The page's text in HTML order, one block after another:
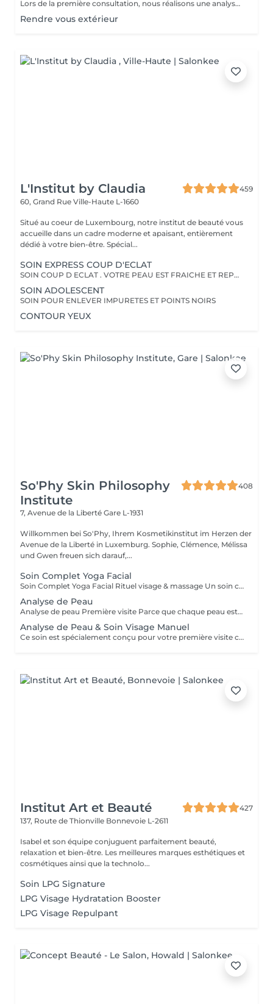
Lors de la première consultation, nous réalisons une analyse personnalisée de votre peau et de votre routine cosmétique. Nous définissons ensuite un plan de traitement sur mesure, adapté à vos besoins et à vos objectifs.
Rendre vous extérieur
L'Institut by Claudia
459
60, Grand Rue Ville-Haute L-1660
Situé au coeur de Luxembourg, notre institut de beauté vous
accueille dans un cadre moderne et apaisant, entièrement
dédié à votre bien-être. Spécial...
SOIN EXPRESS COUP D'ECLAT
SOIN COUP D ECLAT . VOTRE PEAU EST FRAICHE ET REPOSEE
SOIN ADOLESCENT
SOIN POUR ENLEVER IMPURETES ET POINTS NOIRS
CONTOUR YEUX
So'Phy Skin Philosophy
Institute
408
7, Avenue de la Liberté Gare L-1931
Willkommen bei So'Phy, Ihrem Kosmetikinstitut im Herzen der
Avenue de la Liberté in Luxemburg. Sophie, Clémence, Mélissa
und Gwen freuen sich darauf,...
Soin Complet Yoga Facial
Soin Complet Yoga Facial Rituel visage & massage Un soin complet qui associe les étapes essentielles d'un soin du visage à la puissance du Massage Yoga Facial. Après un nettoyage en profondeur, une exfoliation et un travail ciblé de la peau, le massage vient stimuler les muscles, relancer les circulations et relâcher les tensions du visage. Ce rituel se poursuit par l'application de soins adaptés afin d'hydrater, rééquilibrer et révéler l'éclat naturel de votre peau. Le visage paraît plus lisse, plus lumineux et naturellement redessiné. Un soin idéal pour celles et ceux qui souhaitent allier efficacité, relaxation et résultats visibles. Comme chaque soin chez So'Phy, le protocole est adapté en fonction des besoins de votre peau.
Analyse de Peau
Analyse de peau Première visite Parce que chaque peau est unique, toute première visite commence par une analyse approfondie. Ce diagnostic permet de comprendre l'état de votre peau, ses besoins réels et les déséquilibres éventuels, afin d'adapter votre soin de manière précise et personnalisée. À l'aide d'un appareil de diagnostic et de l'expertise de votre Skin Coach, nous prenons le temps d'observer, d'échanger et de vous guider vers les solutions les plus adaptées. Ce premier rendez-vous est une étape essentielle pour vous offrir des soins réellement efficaces et des résultats durables.
Analyse de Peau & Soin Visage Manuel
Ce soin est spécialement conçu pour votre première visite chez So’Phy. Il débute par une analyse approfondie de votre peau afin de comprendre ses besoins réels et d’identifier les déséquilibres éventuels. Le soin du visage est ensuite entièrement personnalisé et réalisé exclusivement avec des techniques manuelles, adaptées à votre peau et aux résultats souhaités. Chaque étape est pensée pour rééquilibrer la peau, relancer les fonctions naturelles et offrir un moment de détente profonde. Ce premier rendez-vous vous permet de bénéficier d’un soin ciblé, de conseils personnalisés et d’une prise en charge complète.
Institut Art et Beauté
427
137, Route de Thionville Bonnevoie L-2611
Isabel et son équipe conjuguent parfaitement beauté,
relaxation et bien-être. Les meilleures marques esthétiques et
cosmétiques ainsi que la technolo...
Soin LPG Signature
LPG Visage Hydratation Booster
LPG Visage Repulpant